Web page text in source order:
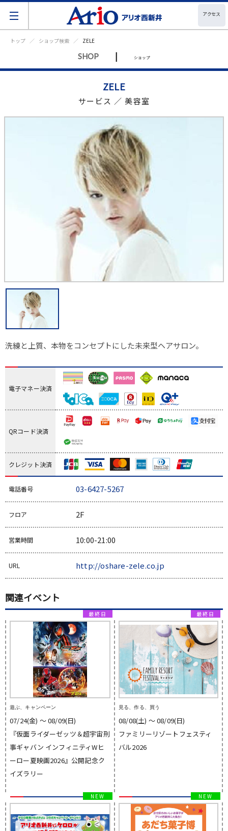
アクセス
トップ ショップ検索 ZELE
SHOP | ショップ
ZELE
サービス ／ 美容室
洗練と上質、本物をコンセプトにした未来型ヘアサロン。
電子マネー決済
QRコード決済
クレジット決済
電話番号 03-6427-5267
フロア 2F
営業時間 10:00-21:00
URL http://oshare-zele.co.jp
関連イベント
遊ぶ、キャンペーン
07/24(金) 〜 08/09(日)
『仮面ライダーゼッツ＆超宇宙刑
事ギャバン インフィニティWヒ
ーロー夏映画2026』公開記念ク
イズラリー
見る、作る、買う
08/08(土) 〜 08/09(日)
ファミリーリゾートフェスティ
バル2026